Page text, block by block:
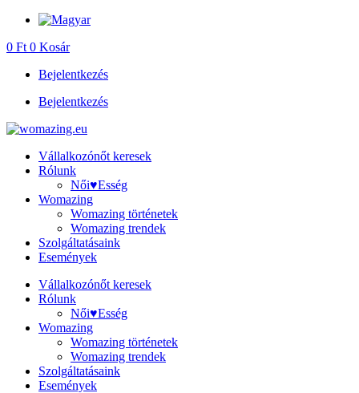
Ugrás
tartalomhoz
0 Ft 0 Kosár
Bejelentkezés
Bejelentkezés
Vállalkozónőt keresek
Rólunk
Női♥Esség
Womazing
Womazing történetek
Womazing trendek
Szolgáltatásaink
Események
Vállalkozónőt keresek
Rólunk
Női♥Esség
Womazing
Womazing történetek
Womazing trendek
Szolgáltatásaink
Események